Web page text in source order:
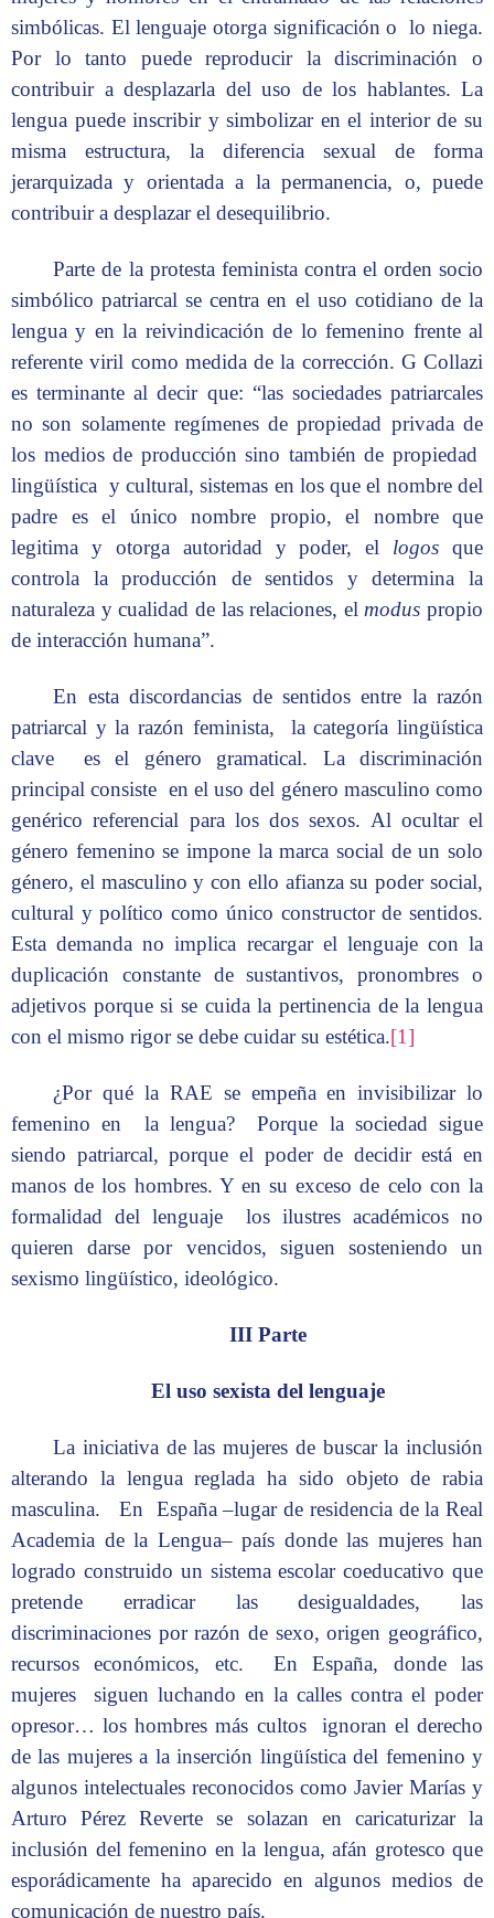
simbólicas. El lenguaje otorga significación o lo niega.
Por lo tanto puede reproducir la discriminación o
contribuir a desplazarla del uso de los hablantes. La
lengua puede inscribir y simbolizar en el interior de su
misma estructura, la diferencia sexual de forma
jerarquizada y orientada a la permanencia, o, puede
contribuir a desplazar el desequilibrio.
Parte de la protesta feminista contra el orden socio
simbólico patriarcal se centra en el uso cotidiano de la
lengua y en la reivindicación de lo femenino frente al
referente viril como medida de la corrección. G Collazi
es terminante al decir que: “las sociedades patriarcales
no son solamente regímenes de propiedad privada de
los medios de producción sino también de propiedad
lingüística y cultural, sistemas en los que el nombre del
padre es el único nombre propio, el nombre que
legitima y otorga autoridad y poder, el logos que
controla la producción de sentidos y determina la
naturaleza y cualidad de las relaciones, elmodus propio
de interacción humana”.
En esta discordancias de sentidos entre la razón
patriarcal y la razón feminista, la categoría lingüística
clave es el género gramatical. La discriminación
principal consiste en el uso del género masculino como
genérico referencial para los dos sexos. Al ocultar el
género femenino se impone la marca social de un solo
género, el masculino y con ello afianza su poder social,
cultural y político como único constructor de sentidos.
Esta demanda no implica recargar el lenguaje con la
duplicación constante de sustantivos, pronombres o
adjetivos porque si se cuida la pertinencia de la lengua
con el mismo rigor se debe cuidar su estética.[1]
¿Por qué la RAE se empeña en invisibilizar lo
femenino en la lengua? Porque la sociedad sigue
siendo patriarcal, porque el poder de decidir está en
manos de los hombres. Y en su exceso de celo con la
formalidad del lenguaje los ilustres académicos no
quieren darse por vencidos, siguen sosteniendo un
sexismo lingüístico, ideológico.
III Parte
El uso sexista del lenguaje
La iniciativa de las mujeres de buscar la inclusión
alterando la lengua reglada ha sido objeto de rabia
masculina. En España –lugar de residencia de la Real
Academia de la Lengua­–­ país donde las mujeres han
logrado construido un sistema escolar coeducativo que
pretende erradicar las desigualdades, las
discriminaciones por razón de sexo, origen geográfico,
recursos económicos, etc. En España, donde las
mujeres siguen luchando en la calles contra el poder
opresor… los hombres más cultos ignoran el derecho
de las mujeres a la inserción lingüística del femenino y
algunos intelectuales reconocidos como Javier Marías y
Arturo Pérez Reverte se solazan en caricaturizar la
inclusión del femenino en la lengua, afán grotesco que
esporádicamente ha aparecido en algunos medios de
comunicación de nuestro país.